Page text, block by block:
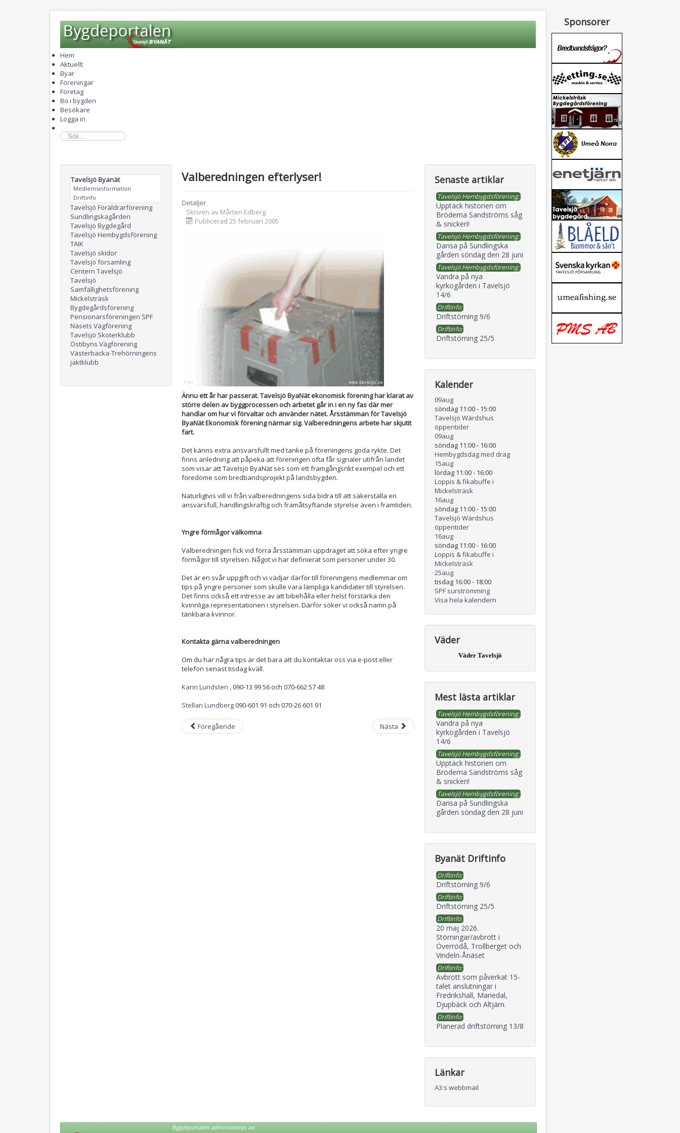
Hem
Aktuellt
Byar
Föreningar
Företag
Bo i bygden
Besökare
Logga in
sök...
Tavelsjö Byanät
Medlemsinformation
Driftinfo
Tavelsjö Föräldrarförening
Sundlingskagården
Tavelsjö Bygdegård
Tavelsjö Hembygdsförening
TAIK
Tavelsjö skidor
Tavelsjö församling
Centern Tavelsjö
Tavelsjö
Samfällighetsförening
Mickelsträsk
Bygdegårdsförening
Pensionärsföreningen SPF
Näsets Vägförening
Tavelsjö Skoterklubb
Östibyns Vägförening
Västerbacka-Trehörningens
jaktklubb
Valberedningen efterlyser!
Detaljer
Skriven av Mårten Edberg
Publicerad 25 februari 2005
Ännu ett år har passerat. Tavelsjö ByaNät ekonomisk förening har klarat av
större delen av byggprocessen och arbetet går in i en ny fas där mer
handlar om hur vi förvaltar och använder nätet. Årsstämman för Tavelsjö
ByaNät Ekonomisk förening närmar sig. Valberedningens arbete har skjutit
fart.
Det känns extra ansvarsfullt med tanke på föreningens goda rykte. Det
finns anledning att påpeka att föreningen ofta får signaler utifrån landet
som visar att Tavelsjö ByaNät ses som ett framgångsrikt exempel och ett
föredöme som bredbandsprojekt på landsbygden.
Naturligtvis vill vi från valberedningens sida bidra till att säkerställa en
ansvarsfull, handlingskraftig och framåtsyftande styrelse även i framtiden.
Yngre förmågor välkomna
Valberedningen fick vid förra årsstämman uppdraget att söka efter yngre
förmågor till styrelsen. Något vi har definierat som personer under 30.
Det är en svår uppgift och vi vädjar därför till föreningens medlemmar om
tips på yngre personer som skulle vara lämpliga kandidater till styrelsen.
Det finns också ett intresse av att bibehålla eller helst förstärka den
kvinnliga representationen i styrelsen. Därför söker vi också namn på
tänkbara kvinnor.
Kontakta gärna valberedningen
Om du har några tips är det bara att du kontaktar oss via e-post eller
telefon senast tisdag kväll.
Karin Lundsten , 090-13 99 56 och 070-662 57 48
Stellan Lundberg090-601 91 och 070-26 601 91
Föregående Nästa
Senaste artiklar
Tavelsjö Hembygdsförening:
Upptäck historien om
Bröderna Sandströms såg
& snickeri!
Tavelsjö Hembygdsförening:
Dansa på Sundlingska
gården söndag den 28 juni
Tavelsjö Hembygdsförening:
Vandra på nya
kyrkogården i Tavelsjö
14/6
Driftinfo:
Driftstörning 9/6
Driftinfo:
Driftstörning 25/5
Kalender
09aug
söndag 11:00- 15:00
Tavelsjö Wärdshus
öppentider
09aug
söndag 11:00- 16:00
Hembygdsdag med drag
15aug
lördag 11:00- 16:00
Loppis & fikabuffe i
Mickelsträsk
16aug
söndag 11:00- 15:00
Tavelsjö Wärdshus
öppentider
16aug
söndag 11:00- 16:00
Loppis & fikabuffe i
Mickelsträsk
25aug
tisdag 16:00- 18:00
SPF surströmming
Visa hela kalendern
Väder
Väder Tavelsjö
Mest lästa artiklar
Tavelsjö Hembygdsförening:
Vandra på nya
kyrkogården i Tavelsjö
14/6
Tavelsjö Hembygdsförening:
Upptäck historien om
Bröderna Sandströms såg
& snickeri!
Tavelsjö Hembygdsförening:
Dansa på Sundlingska
gården söndag den 28 juni
Byanät Driftinfo
Driftinfo:
Driftstörning 9/6
Driftinfo:
Driftstörning 25/5
Driftinfo:
20 maj 2026.
Störningar/avbrott i
Överrödå, Trollberget och
Vindeln-Ånäset
Driftinfo:
Avbrott som påverkat 15-
talet anslutningar i
Fredrikshall, Mariedal,
Djupbäck och Altjärn.
Driftinfo:
Planerad driftstörning 13/8
Länkar
A3:s webbmail
Bygdeportalen administreras av:
Sponsorer